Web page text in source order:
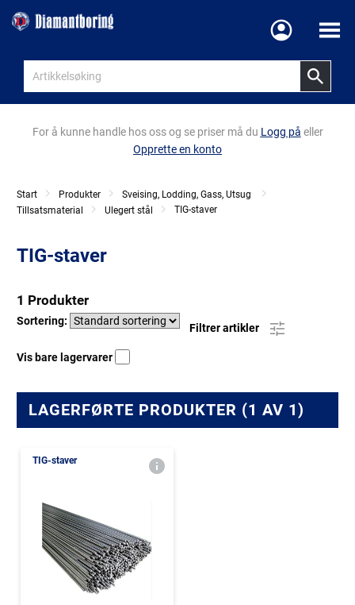
Meny
For å kunne handle hos oss og se priser må du Logg på eller
Opprette en konto
Start Produkter
Sveising, Lodding, Gass, Utsug
Tillsatsmaterial
Ulegert stål TIG-staver
TIG-staver
1 Produkter
Sortering:
Filtrer artikler
Vis bare lagervarer
LAGERFØRTE PRODUKTER (1 AV 1)
TIG-staver